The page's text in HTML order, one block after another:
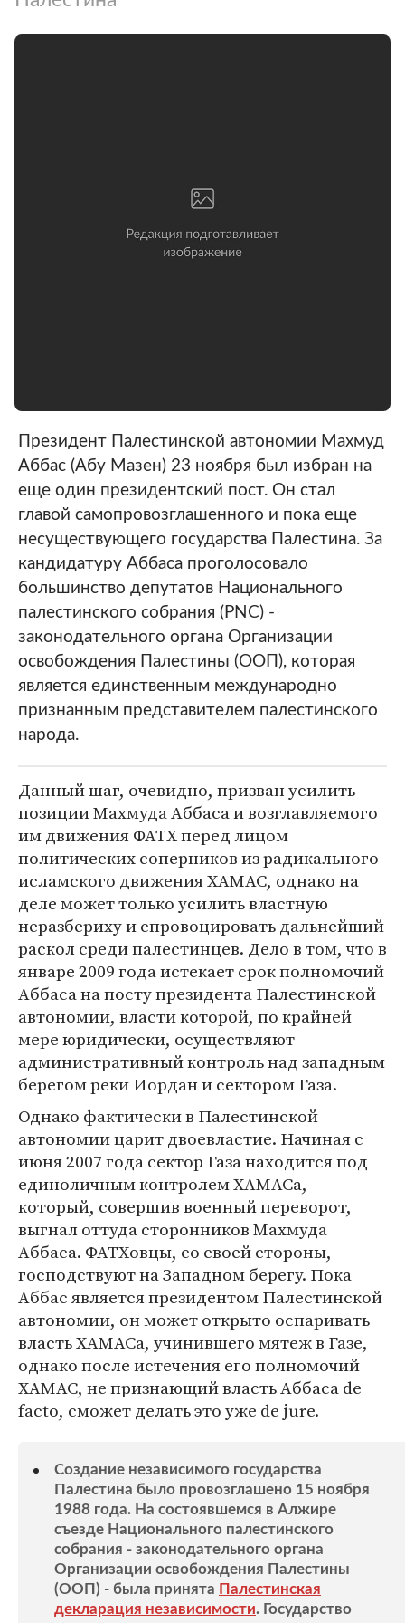
Президент Палестинской автономии Махмуд
Аббас (Абу Мазен) 23 ноября был избран на
еще один президентский пост. Он стал
главой самопровозглашенного и пока еще
несуществующего государства Палестина. За
кандидатуру Аббаса проголосовало
большинство депутатов Национального
палестинского собрания (PNC) -
законодательного органа Организации
освобождения Палестины (ООП), которая
является единственным международно
признанным представителем палестинского
народа.
Данный шаг, очевидно, призван усилить
позиции Махмуда Аббаса и возглавляемого
им движения ФАТХ перед лицом
политических соперников из радикального
исламского движения ХАМАС, однако на
деле может только усилить властную
неразбериху и спровоцировать дальнейший
раскол среди палестинцев. Дело в том, что в
январе 2009 года истекает срок полномочий
Аббаса на посту президента Палестинской
автономии, власти которой, по крайней
мере юридически, осуществляют
административный контроль над западным
берегом реки Иордан и сектором Газа.
Однако фактически в Палестинской
автономии царит двоевластие. Начиная с
июня 2007 года сектор Газа находится под
единоличным контролем ХАМАСа,
который, совершив военный переворот,
выгнал оттуда сторонников Махмуда
Аббаса. ФАТХовцы, со своей стороны,
господствуют на Западном берегу. Пока
Аббас является президентом Палестинской
автономии, он может открыто оспаривать
власть ХАМАСа, учинившего мятеж в Газе,
однако после истечения его полномочий
ХАМАС, не признающий власть Аббаса de
facto, сможет делать это уже de jure.
Создание независимого государства
Палестина было провозглашено 15 ноября
1988 года. На состоявшемся в Алжире
съезде Национального палестинского
собрания - законодательного органа
Организации освобождения Палестины
(ООП) - была принята Палестинская
декларация независимости. Государство